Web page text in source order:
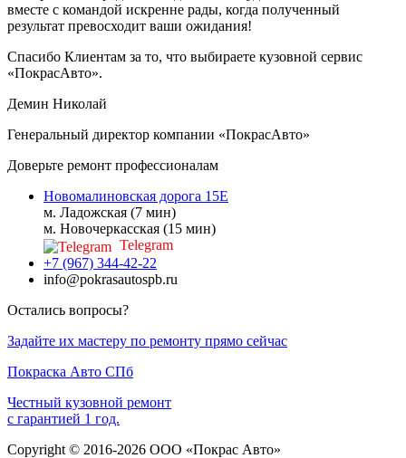
вместе с командой искренне рады, когда полученный
результат превосходит ваши ожидания!
Спасибо Клиентам за то, что выбираете кузовной сервис
«ПокрасАвто».
Демин Николай
Генеральный директор компании «ПокрасАвто»
Доверьте ремонт профессионалам
Новомалиновская дорога 15Е
м. Ладожская (7 мин)
м. Новочеркасская (15 мин)
Telegram
+7 (967) 344-42-22
info@pokrasautospb.ru
Остались вопросы?
Задайте их мастеру по ремонту прямо сейчас
Покраска Авто СПб
Честный кузовной ремонт
с гарантией 1 год.
Copyright © 2016-2026 ООО «Покрас Авто»